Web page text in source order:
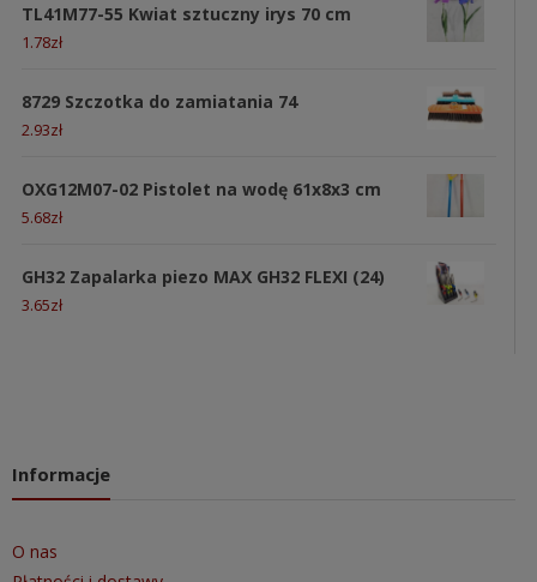
TL41M77-55 Kwiat sztuczny irys 70 cm
1.78zł
8729 Szczotka do zamiatania 74
2.93zł
OXG12M07-02 Pistolet na wodę 61x8x3 cm
5.68zł
GH32 Zapalarka piezo MAX GH32 FLEXI (24)
3.65zł
Informacje
O nas